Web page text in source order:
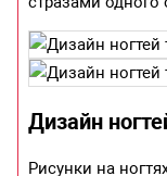
Дизайн
Рисунки на